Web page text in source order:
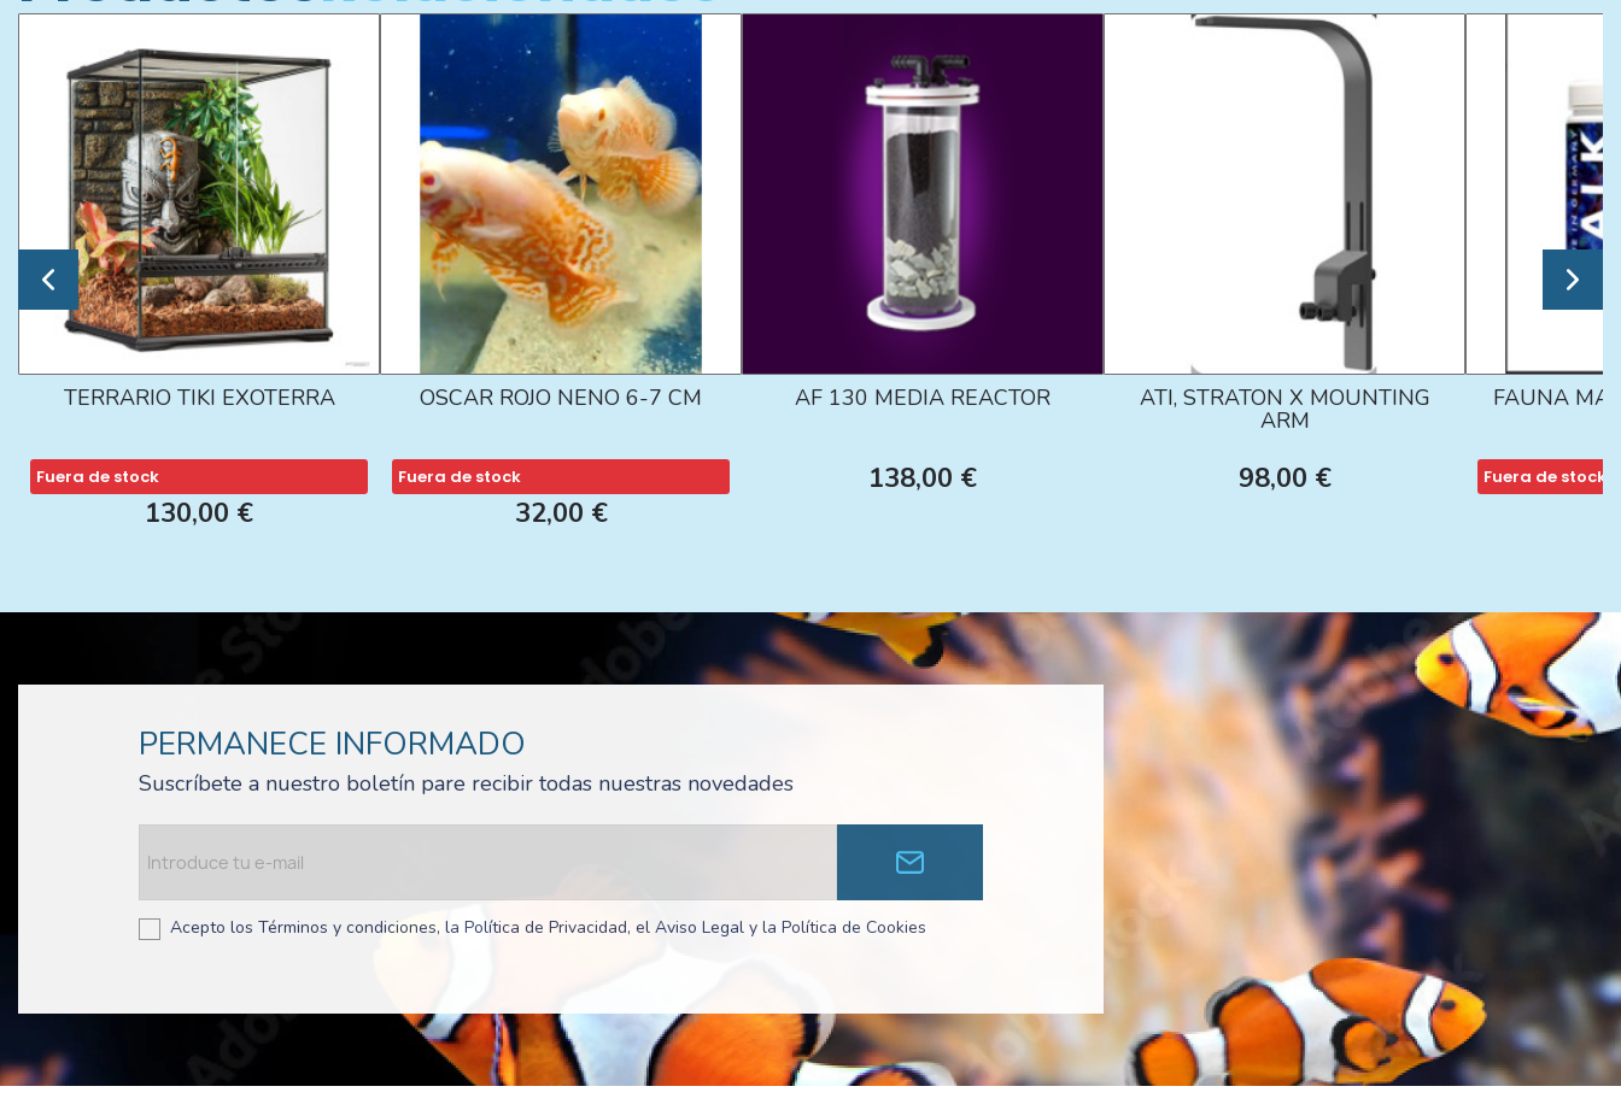
TERRARIO TIKI EXOTERRA
Fuera de stock
130,00 €
OSCAR ROJO NENO 6-7 CM
Fuera de stock
32,00 €
AF 130 MEDIA REACTOR
138,00 €
ATI, STRATON X MOUNTING
ARM
98,00 €
FAUNA
Fuera de stock
PERMANECE INFORMADO
Suscríbete a nuestro boletín pare recibir todas nuestras novedades
Acepto los Términos y condiciones, la Política de Privacidad, el Aviso Legal y la Política de Cookies